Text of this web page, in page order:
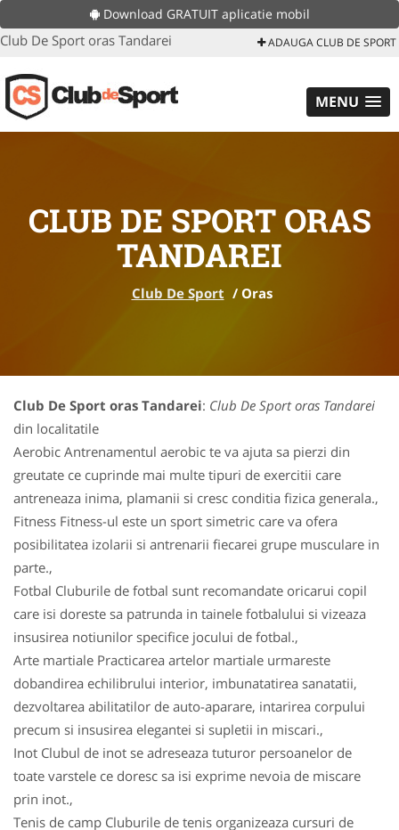
Download GRATUIT aplicatie mobil
Club De Sport oras Tandarei ADAUGA CLUB DE SPORT
MENU
CLUB DE SPORT ORAS
TANDAREI
Club De Sport / Oras
Club De Sport oras Tandarei: Club De Sport oras Tandarei
din localitatile
Aerobic Antrenamentul aerobic te va ajuta sa pierzi din
greutate ce cuprinde mai multe tipuri de exercitii care
antreneaza inima, plamanii si cresc conditia fizica generala.,
Fitness Fitness-ul este un sport simetric care va ofera
posibilitatea izolarii si antrenarii fiecarei grupe musculare in
parte.,
Fotbal Cluburile de fotbal sunt recomandate oricarui copil
care isi doreste sa patrunda in tainele fotbalului si vizeaza
insusirea notiunilor specifice jocului de fotbal.,
Arte martiale Practicarea artelor martiale urmareste
dobandirea echilibrului interior, imbunatatirea sanatatii,
dezvoltarea abilitatilor de auto-aparare, intarirea corpului
precum si insusirea elegantei si supletii in miscari.,
Inot Clubul de inot se adreseaza tuturor persoanelor de
toate varstele ce doresc sa isi exprime nevoia de miscare
prin inot.,
Tenis de camp Cluburile de tenis organizeaza cursuri de